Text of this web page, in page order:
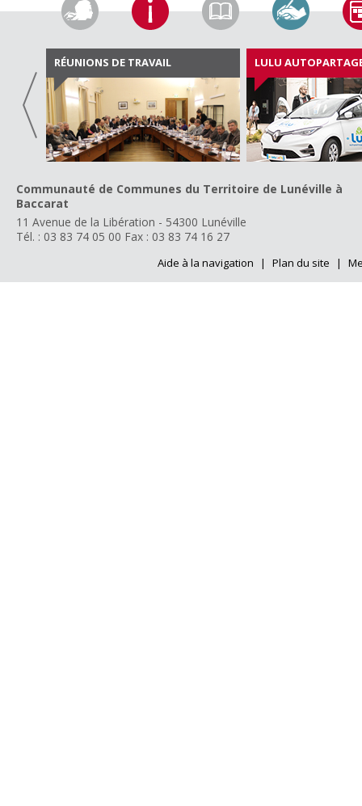
RÉUNIONS DE TRAVAIL LULU
Communauté de Communes du Territoire de Lunéville à
Baccarat
11 Avenue de la Libération - 54300 Lunéville
Tél. : 03 83 74 05 00 Fax : 03 83 74 16 27
Aide à la navigation | Plan du site |